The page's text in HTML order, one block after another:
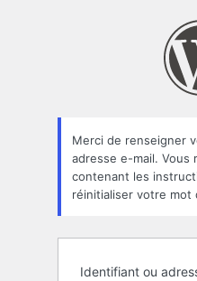
oublié
Merci de renseigner
adresse e-mail. Vous
contenant les
réinitialiser votre mot
Identifiant ou